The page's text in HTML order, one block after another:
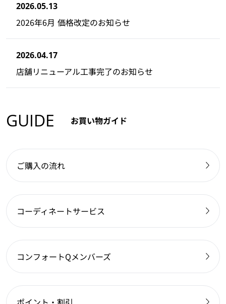
2026.05.13
2026年6月 価格改定のお知らせ
2026.04.17
店舗リニューアル工事完了のお知らせ
GUIDE お買い物ガイド
ご購入の流れ
コーディネートサービス
コンフォートQメンバーズ